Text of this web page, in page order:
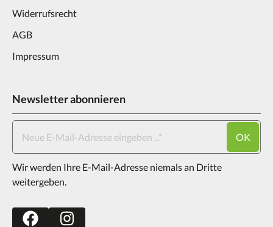
Widerrufsrecht
AGB
Impressum
Newsletter abonnieren
OK
Wir werden Ihre E-Mail-Adresse niemals an Dritte
weitergeben.